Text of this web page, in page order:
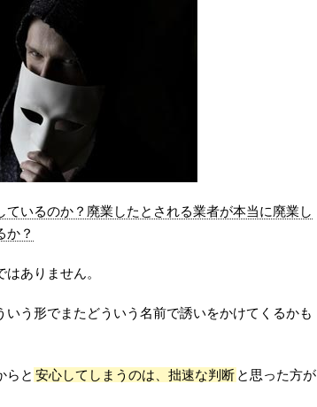
いるのか？廃業したとされる業者が本当に廃業し
か？
ありません。
う形でまたどういう名前で誘いをかけてくるかも
らと 安心してしまうのは、拙速な判断 と思った方が